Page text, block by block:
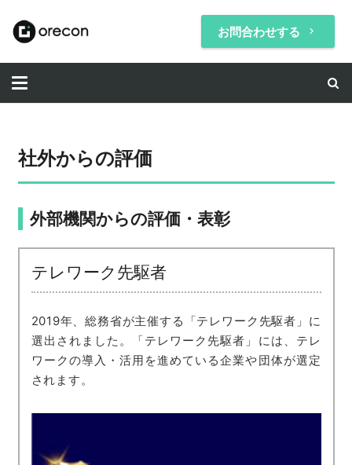
お問合わせする keyboard_arrow_right
社外からの評価
外部機関からの評価・表彰
テレワーク先駆者
2019年、総務省が主催する「テレワーク先駆者」に
選出されました。「テレワーク先駆者」には、テレ
ワークの導入・活用を進めている企業や団体が選定
されます。